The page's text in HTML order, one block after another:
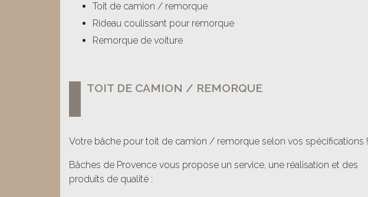
Toit de camion / remorque
Rideau coulissant pour remorque
Remorque de voiture
TOIT DE CAMION / REMORQUE
Votre bâche pour toit de camion / remorque selon vos spécifications !
Bâches de Provence vous propose un service, une réalisation et des
produits de qualité :